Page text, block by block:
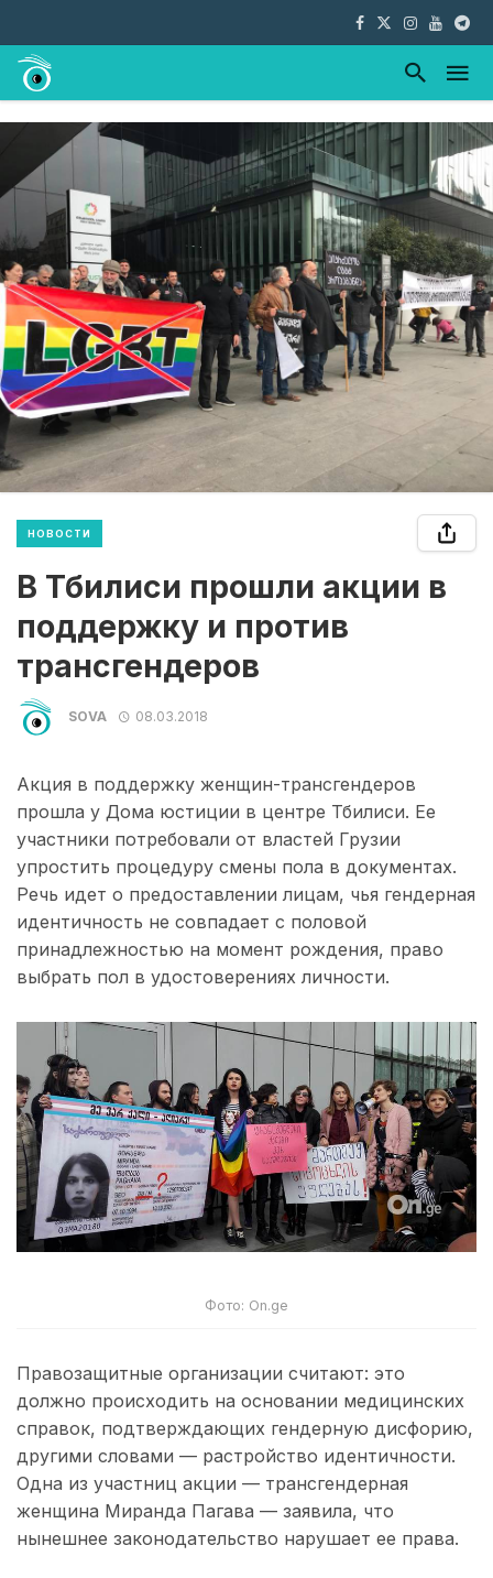
НОВОСТИ
В Тбилиси прошли акции в
поддержку и против
трансгендеров
SOVA 08.03.2018
Акция в поддержку женщин-трансгендеров
прошла у Дома юстиции в центре Тбилиси. Ее
участники потребовали от властей Грузии
упростить процедуру смены пола в документах.
Речь идет о предоставлении лицам, чья гендерная
идентичность не совпадает с половой
принадлежностью на момент рождения, право
выбрать пол в удостоверениях личности.
Фото: On.ge
Правозащитные организации считают: это
должно происходить на основании медицинских
справок, подтверждающих гендерную дисфорию,
другими словами — растройство идентичности.
Одна из участниц акции — трансгендерная
женщина Миранда Пагава — заявила, что
нынешнее законодательство нарушает ее права.